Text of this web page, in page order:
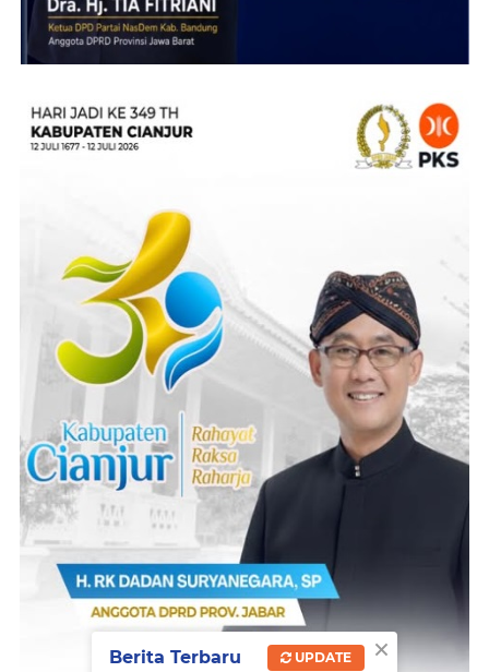
×
Berita Terbaru UPDATE